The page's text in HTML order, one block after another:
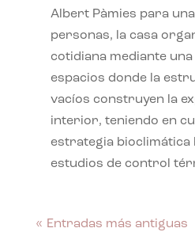
Albert Pàmies para
personas, la casa
cotidiana mediante
espacios donde la
vacíos construyen la
interior, teniendo en
estrategia bioclimática
estudios de control
« Entradas más antiguas